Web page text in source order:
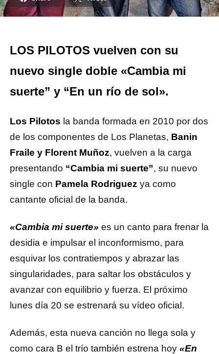
LOS PILOTOS vuelven con su
nuevo single doble «Cambia mi
suerte” y “En un río de sol».
Los Pilotos la banda formada en 2010 por dos
de los componentes de Los Planetas, Banin
Fraile y Florent Muñoz, vuelven a la carga
presentando “Cambia mi suerte”, su nuevo
single con Pamela Rodriguez ya como
cantante oficial de la banda.
«Cambia mi suerte» es un canto para frenar la
desidia e impulsar el inconformismo, para
esquivar los contratiempos y abrazar las
singularidades, para saltar los obstáculos y
avanzar con equilibrio y fuerza. El próximo
lunes día 20 se estrenará su vídeo oficial.
Además, esta nueva canción no llega sola y
como cara B el trío también estrena hoy «En